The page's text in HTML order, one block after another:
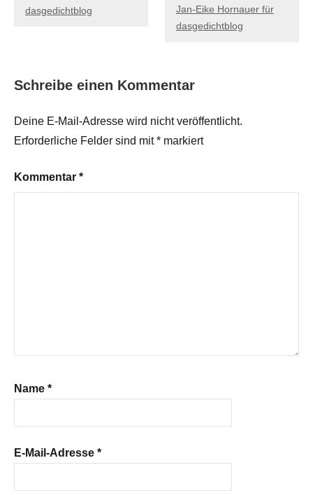
dasgedichtblog
Jan-Eike Hornauer für
dasgedichtblog
Schreibe einen Kommentar
Deine E-Mail-Adresse wird nicht veröffentlicht.
Erforderliche Felder sind mit* markiert
Kommentar *
Name *
E-Mail-Adresse *